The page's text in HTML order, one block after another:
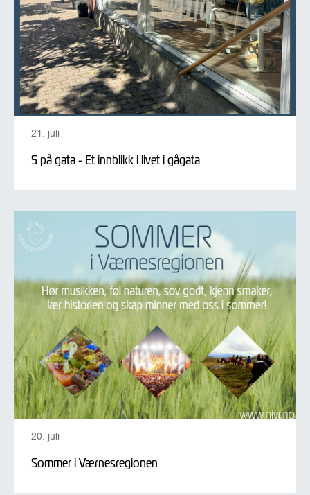
21. juli
5 på gata - Et innblikk i livet i gågata
20. juli
Sommer i Værnesregionen